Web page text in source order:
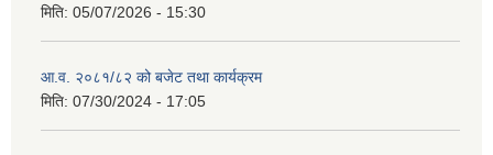
मिति: 05/07/2026 - 15:30
आ.व. २०८१/८२ को बजेट तथा कार्यक्रम
मिति: 07/30/2024 - 17:05